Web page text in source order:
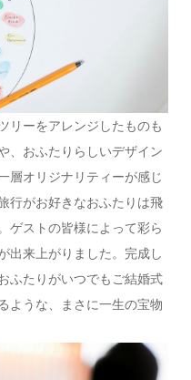
リーをアレンジしたものも
、おふたりらしいデザイン
層オリジナリティーが感じ
行がお好きなおふたりは飛
ゲストの皆様によって彩ら
出来上がりました。完成し
ふたりがいつでもご結婚式
ような、まさに一生の宝物